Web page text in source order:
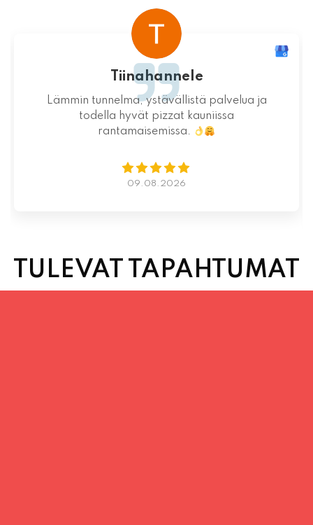
Tiinahannele
Lämmin tunnelma, ystävällistä palvelua ja
todella hyvät pizzat kauniissa
rantamaisemissa.
09.08.2026
TULEVAT TAPAHTUMAT